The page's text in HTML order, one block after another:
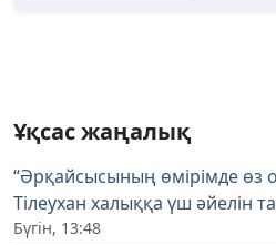
Ұқсас жаңалық
“Әрқайсысының өмірімде өз
Тілеухан халыққа үш әйелін
Бүгін, 13:48